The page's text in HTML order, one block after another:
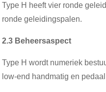
Type H heeft vier ronde
ronde geleidingspalen.
2.3 Beheersaspect
Type H wordt numeriek
low-end handmatig en